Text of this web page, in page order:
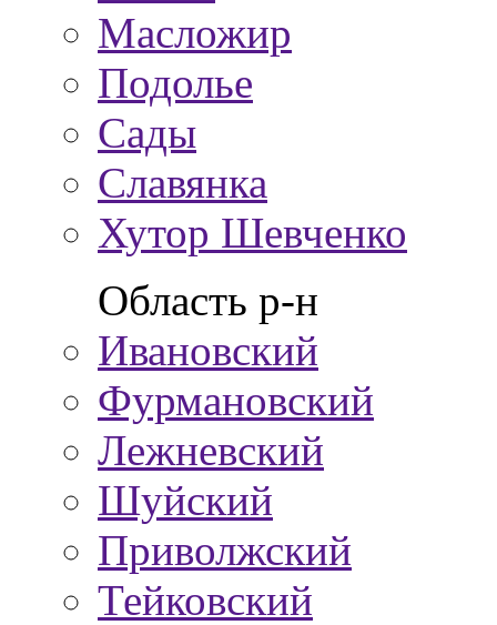
Масложир
Подолье
Сады
Славянка
Хутор Шевченко
Область р-н
Ивановский
Фурмановский
Лежневский
Шуйский
Приволжский
Тейковский